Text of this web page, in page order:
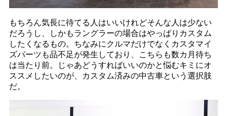
もちろん気長に待てる人はいいけれどそんな人は少ない
だろうし、しかもラングラーの場合はやっぱりカスタム
したくなるもの。ちなみにクルマだけでなくカスタマイ
ズパーツも品不足が発生しており、こちらも数カ月待ち
は当たり前。じゃあどうすればいいのかと悩むキミにオ
ススメしたいのが、カスタム済みの中古車という選択肢
だ。